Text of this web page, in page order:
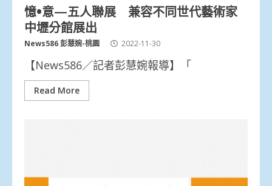
憶•意—五人聯展 兼容不同世代藝術家
中壢分館展出
News586 彭慧婉-桃園 2022-11-30
【News586／記者彭慧婉報導】「
Read More